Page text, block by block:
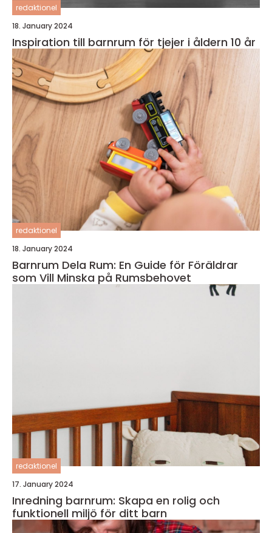
redaktionel
18. January 2024
Inspiration till barnrum för tjejer i åldern 10 år
redaktionel
18. January 2024
Barnrum Dela Rum: En Guide för Föräldrar
som Vill Minska på Rumsbehovet
redaktionel
17. January 2024
Inredning barnrum: Skapa en rolig och
funktionell miljö för ditt barn